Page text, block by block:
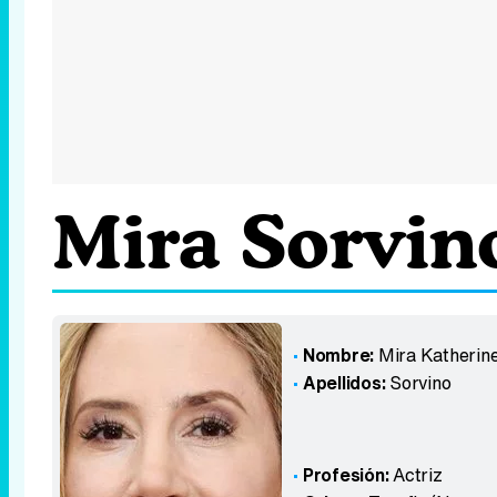
Mira
Nombre: Mira
Apellidos:Sorvino
Profesión:Actriz